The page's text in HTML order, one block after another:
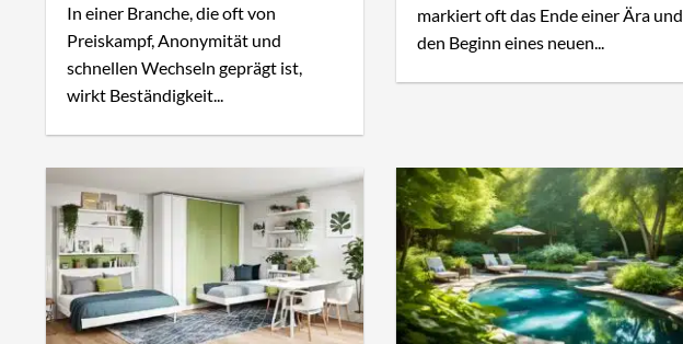
In einer Branche, die oft von
Preiskampf, Anonymität und
schnellen Wechseln geprägt ist,
wirkt Beständigkeit...
markiert oft das Ende einer Ära und
den Beginn eines neuen...